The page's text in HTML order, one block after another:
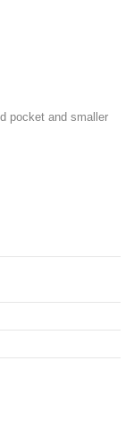
pocket and smaller